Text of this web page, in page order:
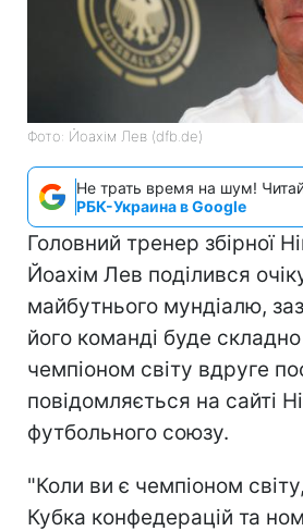
Фото: Йоахім Лев (dfb.de)
Не трать время на шум!
РБК-Украина в Google
Головний тренер збірної
Йоахім Лев поділився
майбутнього мундіалю,
його команді буде
чемпіоном світу вдруге
повідомляється на сайті
футбольного союзу.
"Коли ви є чемпіоном
Кубка конфедерацій та